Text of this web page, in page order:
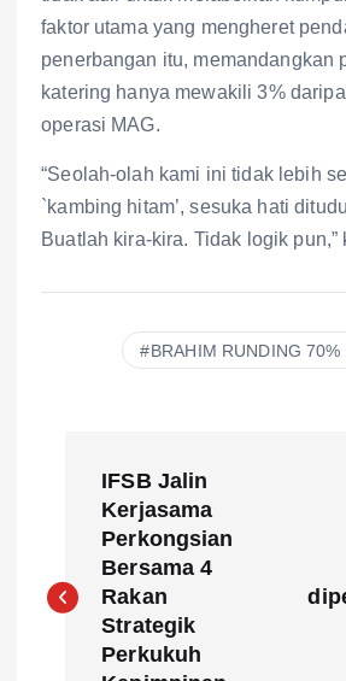
faktor utama yang mengheret
penerbangan itu, memandangkan
katering hanya mewakili 3%
operasi MAG.
“Seolah-olah kami ini tidak lebih
`kambing hitam’, sesuka hati
Buatlah kira-kira. Tidak logik
BRAHIM RUNDING 70%
s
IFSB Jalin
Kerjasama
Perkongsian
Bersama 4
Rakan
Strategik
Perkukuh